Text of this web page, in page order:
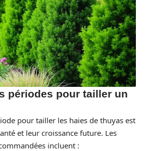
périodes pour tailler un
pour tailler les haies de thuyas est
et leur croissance future. Les
incluent :